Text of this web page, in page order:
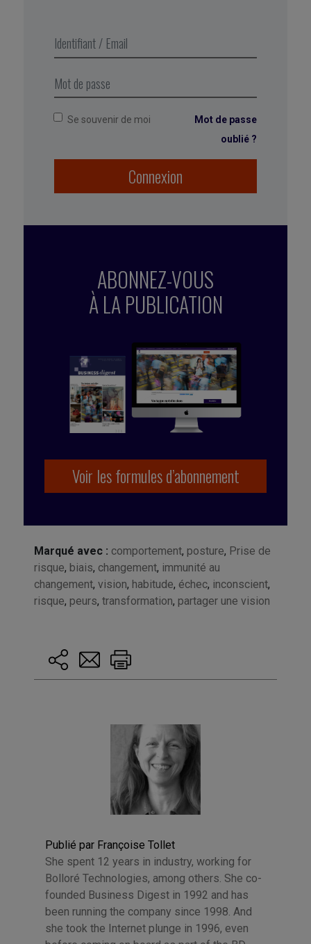
mise en pratique d’au moins un
de ces 5 points clés.
Se souvenir de moi
Mot de passe
oublié ?
Connexion
ABONNEZ-VOUS
À LA PUBLICATION
Voir les formules d’abonnement
Marqué avec : comportement, posture, Prise de
risque, biais, changement, immunité au
changement, vision, habitude, échec, inconscient,
risque, peurs, transformation, partager une vision
Publié par Françoise Tollet
She spent 12 years in industry, working for
Bolloré Technologies, among others. She co-
founded Business Digest in 1992 and has
been running the company since 1998. And
she took the Internet plunge in 1996, even